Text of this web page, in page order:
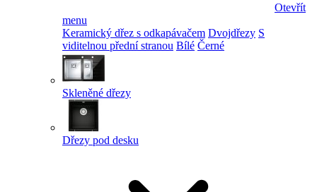
Otevřít
menu
Keramický dřez s odkapávačem Dvojdřezy S
viditelnou přední stranou Bílé Černé
Skleněné dřezy
Dřezy pod desku